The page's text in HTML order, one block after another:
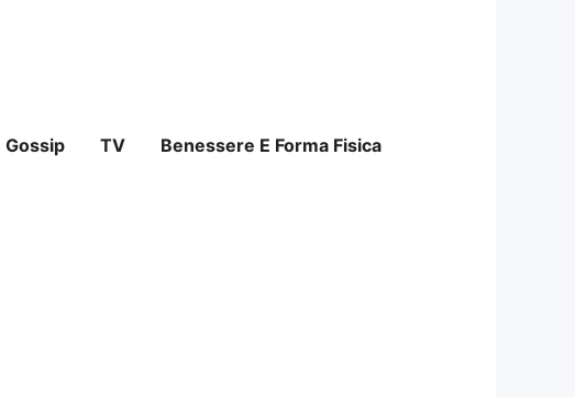
Gossip TV Benessere E Forma Fisica